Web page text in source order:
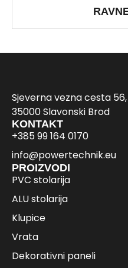
Sjeverna vezna cesta 56,
35000 Slavonski Brod
KONTAKT
+385 99 164 0170
info@powertechnik.eu
PROIZVODI
PVC stolarija
ALU stolarija
Klupice
Vrata
Dekorativni paneli